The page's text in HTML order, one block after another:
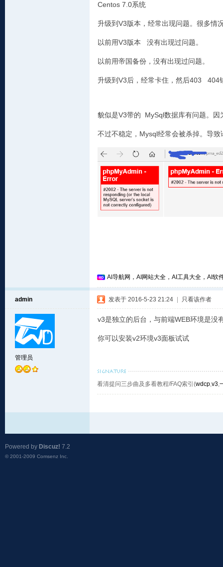
Centos 7.0系统
升级到V3版本，经常出现问题。很多
以前用V3版本 没有出现过问题。
以前用帝国备份，没有出现过问题。
升级到V3后，经常卡住，然后403 404
貌似是V3带的 MySql数据库有问题。因
不过不稳定，Mysql经常会被杀掉。导
AI导航网，AI网站大全，AI工具大全，AI软
admin
管理员
发表于 2016-5-23 21:24 只看该作者
v3是独立的后台，与前端WEB环境是没
你可以安装v2环境v3面板试试
看清提问三步曲及多看教程/FAQ索引(wdcp,v3,
Powered by Discuz! 7.2
© 2001-2009 Comsenz Inc.